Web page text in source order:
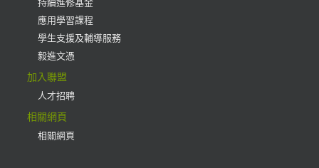
持續進修基金
應用學習課程
學生支援及輔導服務
毅進文憑
加入聯盟
人才招聘
相關網頁
相關網頁